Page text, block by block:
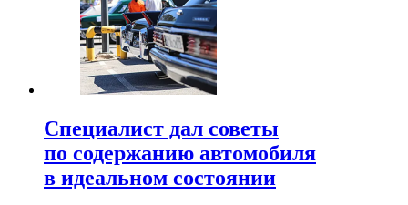
Специалист дал советы
по содержанию автомобиля
в идеальном состоянии